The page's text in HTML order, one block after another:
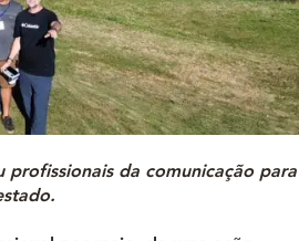
da comunicação para